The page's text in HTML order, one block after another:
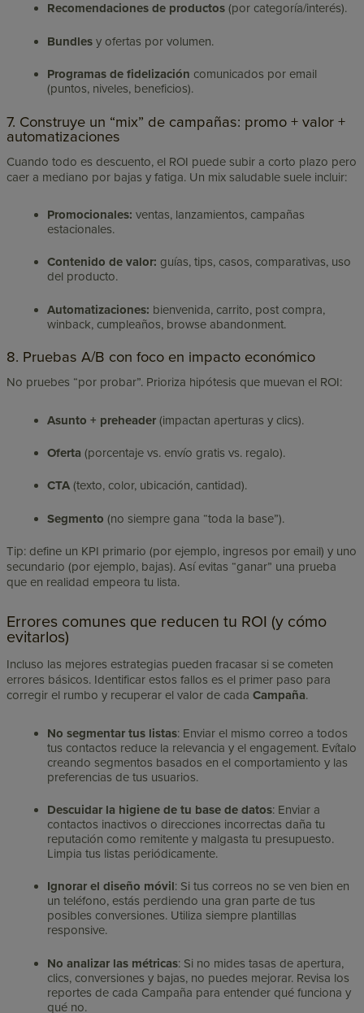
Recomendaciones de productos (por categoría/interés).
Bundles y ofertas por volumen.
Programas de fidelización comunicados por email
(puntos, niveles, beneficios).
7. Construye un “mix” de campañas: promo + valor +
automatizaciones
Cuando todo es descuento, el ROI puede subir a corto plazo pero
caer a mediano por bajas y fatiga. Un mix saludable suele incluir:
Promocionales: ventas, lanzamientos, campañas
estacionales.
Contenido de valor: guías, tips, casos, comparativas, uso
del producto.
Automatizaciones: bienvenida, carrito, post compra,
winback, cumpleaños, browse abandonment.
8. Pruebas A/B con foco en impacto económico
No pruebes “por probar”. Prioriza hipótesis que muevan el ROI:
Asunto + preheader (impactan aperturas y clics).
Oferta (porcentaje vs. envío gratis vs. regalo).
CTA (texto, color, ubicación, cantidad).
Segmento (no siempre gana “toda la base”).
Tip: define un KPI primario (por ejemplo, ingresos por email) y uno
secundario (por ejemplo, bajas). Así evitas “ganar” una prueba
que en realidad empeora tu lista.
Errores comunes que reducen tu ROI (y cómo
evitarlos)
Incluso las mejores estrategias pueden fracasar si se cometen
errores básicos. Identificar estos fallos es el primer paso para
corregir el rumbo y recuperar el valor de cadaCampaña.
No segmentar tus listas: Enviar el mismo correo a todos
tus contactos reduce la relevancia y el engagement. Evítalo
creando segmentos basados en el comportamiento y las
preferencias de tus usuarios.
Descuidar la higiene de tu base de datos: Enviar a
contactos inactivos o direcciones incorrectas daña tu
reputación como remitente y malgasta tu presupuesto.
Limpia tus listas periódicamente.
Ignorar el diseño móvil: Si tus correos no se ven bien en
un teléfono, estás perdiendo una gran parte de tus
posibles conversiones. Utiliza siempre plantillas
responsive.
No analizar las métricas: Si no mides tasas de apertura,
clics, conversiones y bajas, no puedes mejorar. Revisa los
reportes de cada Campaña para entender qué funciona y
qué no.